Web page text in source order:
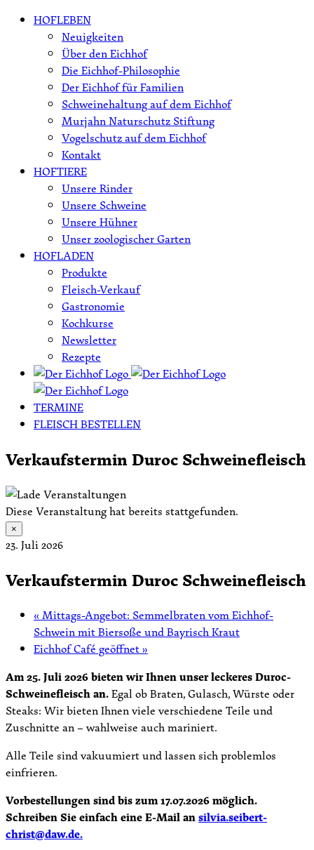
Skip HOFLEBEN
Neuigkeiten
Über den Eichhof
Die Eichhof-Philosophie
Der Eichhof für Familien
Schweinehaltung auf dem Eichhof
Murjahn Naturschutz Stiftung
Vogelschutz auf dem Eichhof
Kontakt
HOFTIERE
Unsere Rinder
Unsere Schweine
Unsere Hühner
Unser zoologischer Garten
HOFLADEN
Produkte
Fleisch-Verkauf
Gastronomie
Kochkurse
Newsletter
Rezepte
TERMINE
FLEISCH BESTELLEN
Verkaufstermin Duroc Schweinefleisch
Diese Veranstaltung hat bereits stattgefunden.
×
23. Juli 2026
Verkaufstermin Duroc Schweinefleisch
« Mittags-Angebot: Semmelbraten vom Eichhof-
Schwein mit Biersoße und Bayrisch Kraut
Eichhof Café geöffnet»
Am 25. Juli 2026 bieten wir Ihnen unser leckeres Duroc-
Schweinefleisch an.Egal ob Braten, Gulasch, Würste oder
Steaks: Wir bieten Ihnen viele verschiedene Teile und
Zuschnitte an – wahlweise auch mariniert.
Alle Teile sind vakuumiert und lassen sich problemlos
einfrieren.
Vorbestellungen sind bis zum 17.07.2026 möglich.
Schreiben Sie einfach eine E-Mail ansilvia.seibert-
christ@daw.de.